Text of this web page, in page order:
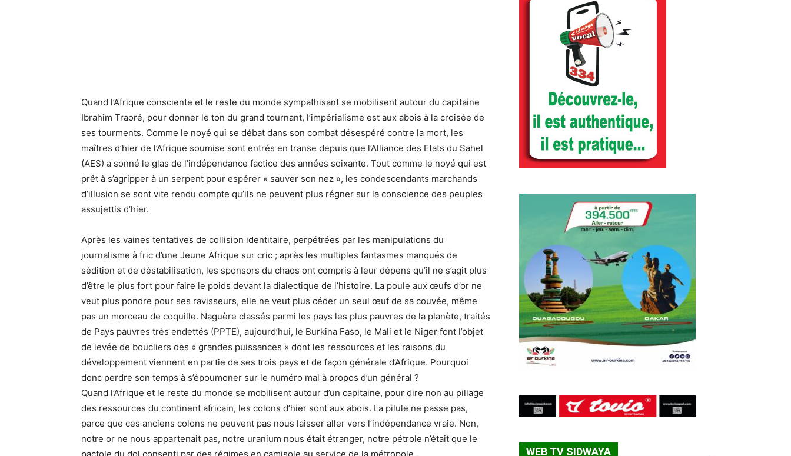
Quand l’Afrique consciente et le reste du monde sympathisant se mobilisent autour du capitaine
Ibrahim Traoré, pour donner le ton du grand tournant, l’impérialisme est aux abois à la croisée de
ses tourments. Comme le noyé qui se débat dans son combat désespéré contre la mort, les
maîtres d’hier de l’Afrique soumise sont entrés en transe depuis que l’Alliance des Etats du Sahel
(AES) a sonné le glas de l’indépendance factice des années soixante. Tout comme le noyé qui est
prêt à s’agripper à un serpent pour espérer « sauver son nez », les condescendants marchands
d’illusion se sont vite rendu compte qu’ils ne peuvent plus régner sur la conscience des peuples
assujettis d’hier.
Après les vaines tentatives de collision identitaire, perpétrées par les manipulations du
journalisme à fric d’une Jeune Afrique sur cric ; après les multiples fantasmes manqués de
sédition et de déstabilisation, les sponsors du chaos ont compris à leur dépens qu’il ne s’agit plus
d’être le plus fort pour faire le poids devant la dialectique de l’histoire. La poule aux œufs d’or ne
veut plus pondre pour ses ravisseurs, elle ne veut plus céder un seul œuf de sa couvée, même
pas un morceau de coquille. Naguère classés parmi les pays les plus pauvres de la planète, traités
de Pays pauvres très endettés (PPTE), aujourd’hui, le Burkina Faso, le Mali et le Niger font l’objet
de levée de boucliers des « grandes puissances » dont les ressources et les raisons du
développement viennent en partie de ses trois pays et de façon générale d’Afrique. Pourquoi
donc perdre son temps à s’époumoner sur le numéro mal à propos d’un général ?
Quand l’Afrique et le reste du monde se mobilisent autour d’un capitaine, pour dire non au pillage
des ressources du continent africain, les colons d’hier sont aux abois. La pilule ne passe pas,
parce que ces anciens colons ne peuvent pas nous laisser aller vers l’indépendance vraie. Non,
notre or ne nous appartenait pas, notre uranium nous était étranger, notre pétrole n’était que le
WEB TV SIDWAYA